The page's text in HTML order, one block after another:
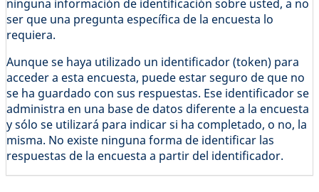
ninguna información de identificación sobre usted, a no
ser que una pregunta específica de la encuesta lo
requiera.
Aunque se haya utilizado un identificador (token) para
acceder a esta encuesta, puede estar seguro de que no
se ha guardado con sus respuestas. Ese identificador se
administra en una base de datos diferente a la encuesta
y sólo se utilizará para indicar si ha completado, o no, la
misma. No existe ninguna forma de identificar las
respuestas de la encuesta a partir del identificador.